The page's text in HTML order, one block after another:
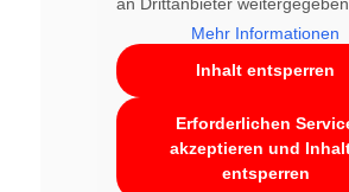
Mehr Informationen
Inhalt entsperren
Erforderlichen
akzeptieren und
entsperren